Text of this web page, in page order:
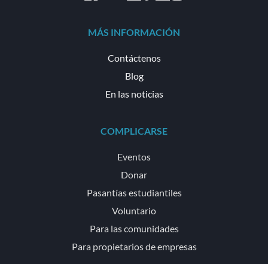
MÁS INFORMACIÓN
Contáctenos
Blog
En las noticias
COMPLICARSE
Eventos
Donar
Pasantías estudiantiles
Voluntario
Para las comunidades
Para propietarios de empresas